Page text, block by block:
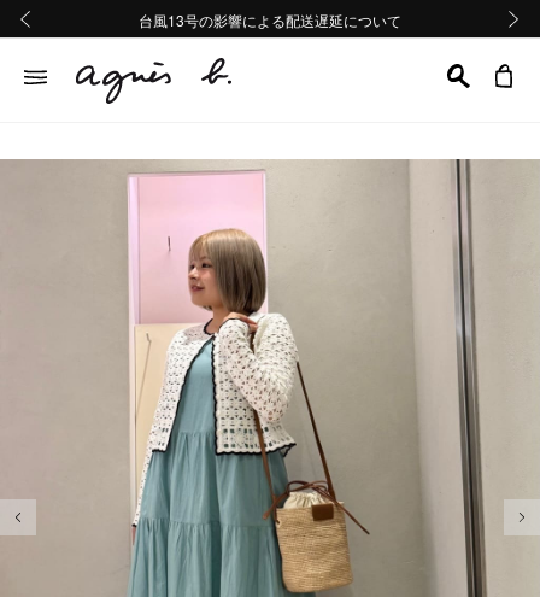
熊本地域地震の影響による配送遅延について
Summer Sale 2buy10%OFF!!
台風13号の影響による配送遅延について
熊本地域地震の影響による配送遅延について
Summer Sale 2buy10%OFF!!
前の画像